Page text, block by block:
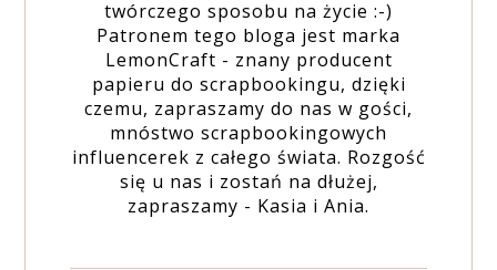
twórczego sposobu na życie :-)
Patronem tego bloga jest marka
LemonCraft - znany producent
papieru do scrapbookingu, dzięki
czemu, zapraszamy do nas w gości,
mnóstwo scrapbookingowych
influencerek z całego świata. Rozgość
się u nas i zostań na dłużej,
zapraszamy - Kasia i Ania.